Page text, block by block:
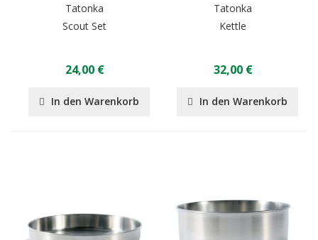
Tatonka
Scout Set
24,00 €
In den Warenkorb
Tatonka
Kettle
32,00 €
In den Warenkorb